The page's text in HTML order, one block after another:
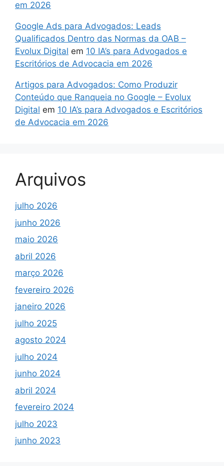
em 2026
Google Ads para Advogados: Leads
Qualificados Dentro das Normas da OAB –
Evolux Digital em 10 IA’s para Advogados e
Escritórios de Advocacia em 2026
Artigos para Advogados: Como Produzir
Conteúdo que Ranqueia no Google – Evolux
Digital em 10 IA’s para Advogados e Escritórios
de Advocacia em 2026
Arquivos
julho 2026
junho 2026
maio 2026
abril 2026
março 2026
fevereiro 2026
janeiro 2026
julho 2025
agosto 2024
julho 2024
junho 2024
abril 2024
fevereiro 2024
julho 2023
junho 2023